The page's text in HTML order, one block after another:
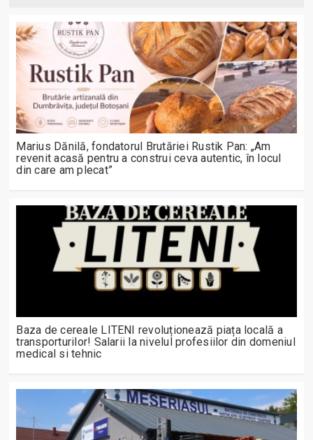
Marius Dănilă, fondatorul Brutăriei Rustik Pan: „Am
revenit acasă pentru a construi ceva autentic, în locul
din care am plecat”
Baza de cereale LITENI revoluționează piața locală a
transporturilor! Salarii la nivelul profesiilor din domeniul
medical si tehnic